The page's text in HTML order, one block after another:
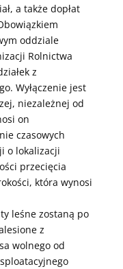
a także dopłat
oddziale
Rolnictwa
z
Wyłączenie jest
niezależnej od
on
czasowych
o lokalizacji
przecięcia
która wynosi
leśne zostaną po
z
wolnego od